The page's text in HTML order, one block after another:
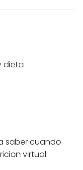
dieta
saber cuando
virtual.